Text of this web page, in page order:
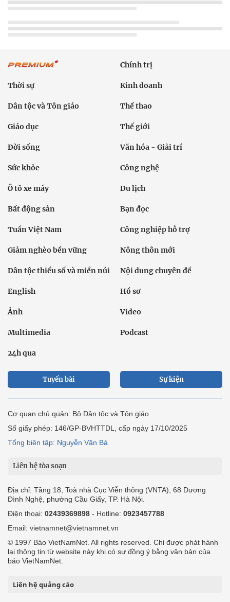
Chính trị
Thời sự Kinh doanh
Dân tộc và Tôn giáo Thể thao
Giáo dục Thế giới
Đời sống Văn hóa - Giải trí
Sức khỏe Công nghệ
Ô tô xe máy Du lịch
Bất động sản Bạn đọc
Tuần Việt Nam Công nghiệp hỗ trợ
Giảm nghèo bền vững Nông thôn mới
Dân tộc thiểu số và miền núi Nội dung chuyên đề
English Hồ sơ
Ảnh Video
Multimedia Podcast
24h qua
Tuyến bài Sự kiện
Cơ quan chủ quản: Bộ Dân tộc và Tôn giáo
Số giấy phép: 146/GP-BVHTTDL, cấp ngày 17/10/2025
Tổng biên tập: Nguyễn Văn Bá
Liên hệ tòa soạn
Địa chỉ: Tầng 18, Toà nhà Cục Viễn thông (VNTA), 68 Dương
Đình Nghệ, phường Cầu Giấy, TP. Hà Nội.
Điện thoại: 02439369898 - Hotline: 0923457788
Email: vietnamnet@vietnamnet.vn
© 1997 Báo VietNamNet. All rights reserved. Chỉ được phát hành
lại thông tin từ website này khi có sự đồng ý bằng văn bản của
báo VietNamNet.
Liên hệ quảng cáo